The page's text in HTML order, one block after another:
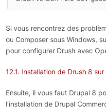
Si vous rencontrez des
ou Composer sous Windows,
pour configurer Drush avec
12.1. Installation de Drush 8
Ensuite, il vous faut Drupal 8
l’installation de Drupal